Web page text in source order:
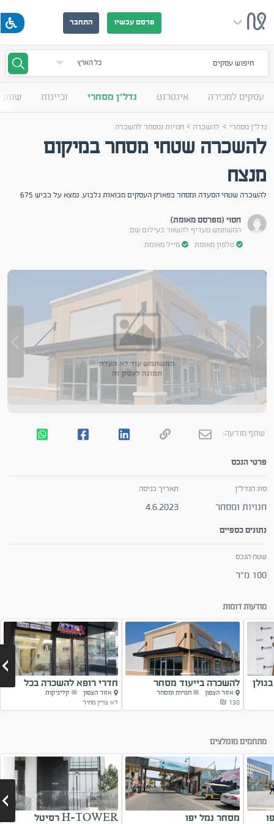
פרסם עכשיו התחבר
חיפוש עסקים
עסקים למכירה אינטרנט נדל"ן מסחרי זכיינות
נדל"ן מסחרי> להשכרה >חנויות ומסחר להשכרה
להשכרה שטחי מסחר במיקום
מנצח
להשכרה שטחי הסעדה ומסחר בפארק העסקים מבואות גלבוע. נמצא על כביש 675
חסוי (מפרסם מאומת)
המשתמש מעדיף להשאר בעילום שם
טלפון מאומת
מייל מאומת
המשתמש עוד לא העלה
תמונה לעסק זה
שתף מודעה:
פרטי הנכס
סוג הנדל"ן
חנויות ומסחר
תאריך כניסה
4.6.2023
נתונים כספיים
שטח הנכס
100 מ"ר
מודעות דומות
להשכרה בייעוד מסחר
אזור הצפון
חנויות ומסחר
130 ₪
חדרי רופא להשכרה בכל
שעות...
אזור הצפון
קליניקות
לא צויין מחיר
מתחמים מומלצים
מסחר נמל יפו H-TOWER רסיטל